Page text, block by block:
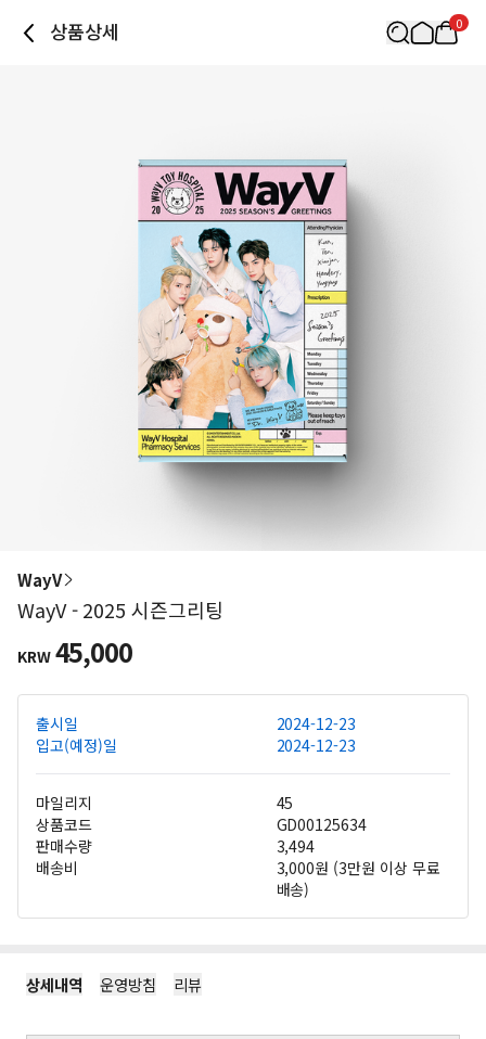
상품상세 0
WayV
WayV - 2025 시즌그리팅
KRW 45,000
출시일
2024-12-23
입고(예정)일
2024-12-23
마일리지
45
상품코드
GD00125634
판매수량
3,494
배송비
3,000원 (3만원 이상 무료
배송)
상세내역 운영방침 리뷰